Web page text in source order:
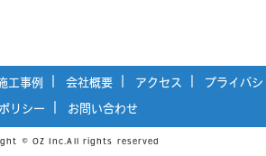
工事例 会社概要 アクセス プライバシ
リシー お問い合わせ
© OZ Inc.All rights reserved